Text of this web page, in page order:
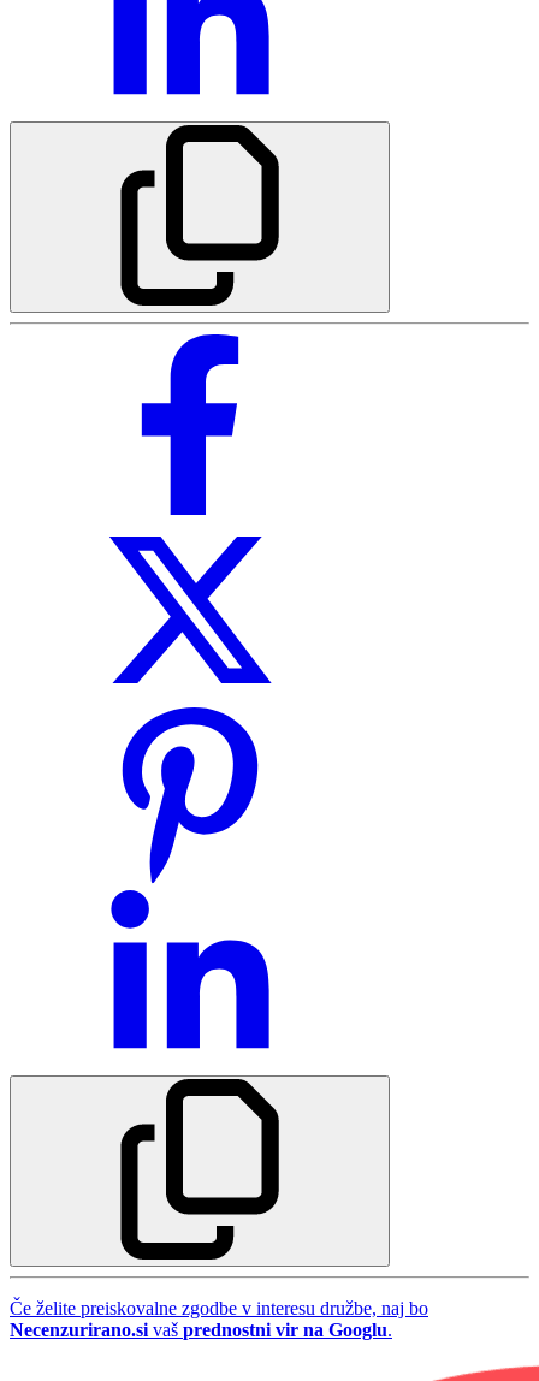
Če želite preiskovalne zgodbe v interesu družbe, naj bo
Necenzurirano.si vaš prednostni vir na Googlu.